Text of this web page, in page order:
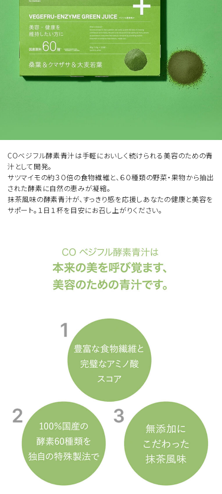
COベジフル酵素青汁は手軽においしく続けられる美容のための青
汁として開発。
サツマイモの約３０倍の食物繊維と、６０種類の野菜・果物から抽出
された酵素に自然の恵みが凝縮。
抹茶風味の酵素青汁が、すっきり感を応援しあなたの健康と美容を
サポート。１日１杯を目安にお召し上がりください。